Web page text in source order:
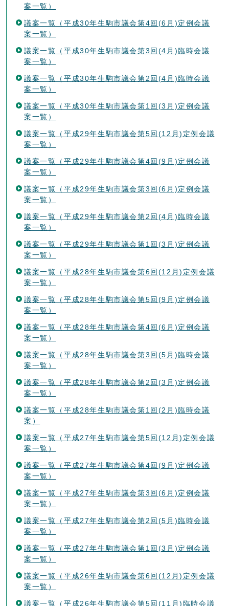
案一覧）
議案一覧（平成30年生駒市議会第4回(6月)定例会議
案一覧）
議案一覧（平成30年生駒市議会第3回(4月)臨時会議
案一覧）
議案一覧（平成30年生駒市議会第2回(4月)臨時会議
案一覧）
議案一覧（平成30年生駒市議会第1回(3月)定例会議
案一覧）
議案一覧（平成29年生駒市議会第5回(12月)定例会議
案一覧）
議案一覧（平成29年生駒市議会第4回(9月)定例会議
案一覧）
議案一覧（平成29年生駒市議会第3回(6月)定例会議
案一覧）
議案一覧（平成29年生駒市議会第2回(4月)臨時会議
案一覧）
議案一覧（平成29年生駒市議会第1回(3月)定例会議
案一覧）
議案一覧（平成28年生駒市議会第6回(12月)定例会議
案一覧）
議案一覧（平成28年生駒市議会第5回(9月)定例会議
案一覧）
議案一覧（平成28年生駒市議会第4回(6月)定例会議
案一覧）
議案一覧（平成28年生駒市議会第3回(5月)臨時会議
案一覧）
議案一覧（平成28年生駒市議会第2回(3月)定例会議
案一覧）
議案一覧（平成28年生駒市議会第1回(2月)臨時会議
案）
議案一覧（平成27年生駒市議会第5回(12月)定例会議
案一覧）
議案一覧（平成27年生駒市議会第4回(9月)定例会議
案一覧）
議案一覧（平成27年生駒市議会第3回(6月)定例会議
案一覧）
議案一覧（平成27年生駒市議会第2回(5月)臨時会議
案一覧）
議案一覧（平成27年生駒市議会第1回(3月)定例会議
案一覧）
議案一覧（平成26年生駒市議会第6回(12月)定例会議
案一覧）
議案一覧（平成26年生駒市議会第5回(11月)臨時会議